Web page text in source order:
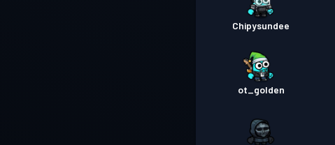
Chipysundee
ot_golden